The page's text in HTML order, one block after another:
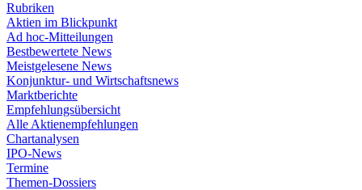
Rubriken
Aktien im Blickpunkt
Ad hoc-Mitteilungen
Bestbewertete News
Meistgelesene News
Konjunktur- und Wirtschaftsnews
Marktberichte
Empfehlungsübersicht
Alle Aktienempfehlungen
Chartanalysen
IPO-News
Termine
Themen-Dossiers